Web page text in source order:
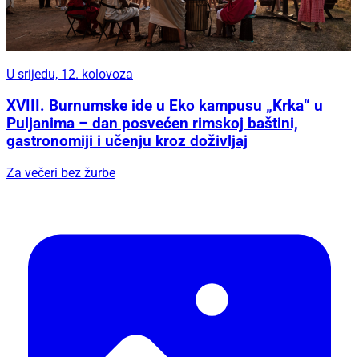
U srijedu, 12. kolovoza
XVIII. Burnumske ide u Eko kampusu „Krka“ u
Puljanima – dan posvećen rimskoj baštini,
gastronomiji i učenju kroz doživljaj
Za večeri bez žurbe